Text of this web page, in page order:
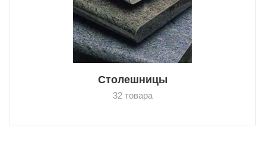
Столешницы
32 товара